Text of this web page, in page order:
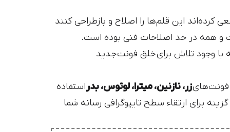
کرده‌اند این قلم‌ها را اصلاح و بازطراحی کنند
همه در حد اصلاحات فنی بوده است.
وجود تلاش برای خلق فونت جدید
زر، نازنین، میترا، لوتوس، بدراستفاده
برای ارتقاء سطح تایپوگرافی رسانه شما